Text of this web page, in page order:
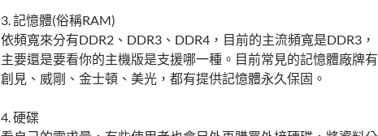
3. 記憶體(俗稱RAM)
依頻寬來分有DDR2、DDR3、DDR4，目前的主流頻寬是DDR3，
主要還是要看你的主機版是支援哪一種。目前常見的記憶體廠牌有
創見、威剛、金士頓、美光，都有提供記憶體永久保固。
4. 硬碟